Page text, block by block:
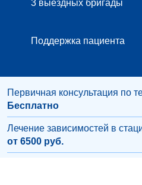
3 выездных бригады
Поддержка пациента
Первичная консультация по
Бесплатно
Лечение зависимостей в
от 6500 руб.